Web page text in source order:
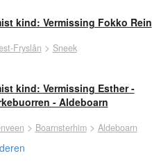
kind: Vermissing Fokko Rein
Fryslân > Sneek
kind: Vermissing Esther -
- Aldeboarn
> Boarnsterhim> Aldeboarn